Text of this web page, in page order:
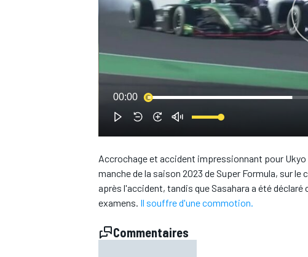
00:00
Accrochage et accident impressionnant pour Ukyo
manche de la saison 2023 de Super Formula, sur le
après l'accident, tandis que Sasahara a été
examens. Il souffre d'une commotion.
Commentaires